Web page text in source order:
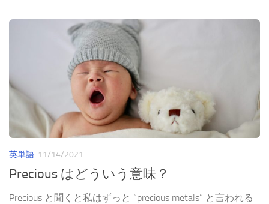
英単語 11/14/2021
Precious はどういう意味？
Precious と聞くと私はずっと “precious metals” と言われる